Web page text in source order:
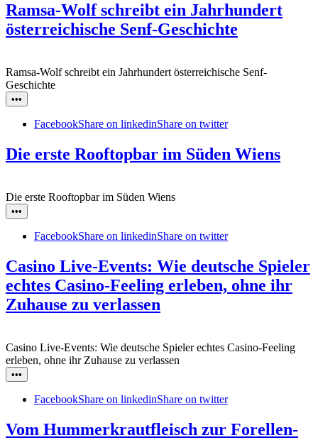
Ramsa-Wolf schreibt ein Jahrhundert
österreichische Senf-Geschichte
Ramsa-Wolf schreibt ein Jahrhundert österreichische Senf-
Geschichte
•••
FacebookShare on linkedinShare on twitter
Die erste Rooftopbar im Süden Wiens
Die erste Rooftopbar im Süden Wiens
•••
FacebookShare on linkedinShare on twitter
Casino Live-Events: Wie deutsche Spieler
echtes Casino-Feeling erleben, ohne ihr
Zuhause zu verlassen
Casino Live-Events: Wie deutsche Spieler echtes Casino-Feeling
erleben, ohne ihr Zuhause zu verlassen
•••
FacebookShare on linkedinShare on twitter
Vom Hummerkrautfleisch zur Forellen-